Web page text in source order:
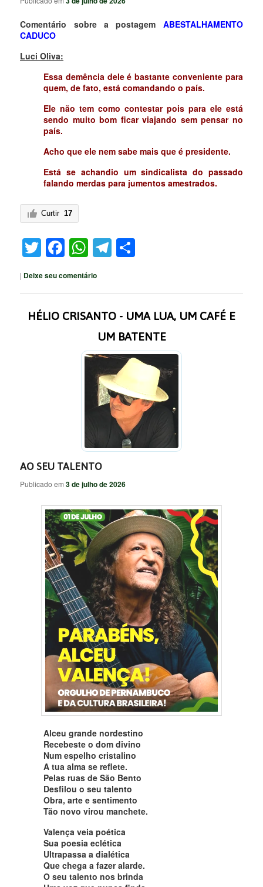
Comentário sobre a postagem ABESTALHAMENTO
CADUCO
Luci Oliva:
Essa demência dele é bastante conveniente para
quem, de fato, está comandando o país.
Ele não tem como contestar pois para ele está
sendo muito bom ficar viajando sem pensar no
país.
Acho que ele nem sabe mais que é presidente.
Está se achandio um sindicalista do passado
falando merdas para jumentos amestrados.
Curtir 17
Twitter
Facebook
WhatsApp
Telegram
| Deixe seu comentário
HÉLIO CRISANTO - UMA LUA, UM CAFÉ E
UM BATENTE
AO SEU TALENTO
Publicado em3 de julho de 2026
Alceu grande nordestino
Recebeste o dom divino
Num espelho cristalino
A tua alma se reflete.
Pelas ruas de São Bento
Desfilou o seu talento
Obra, arte e sentimento
Tão novo virou manchete.
Valença veia poética
Sua poesia eclética
Ultrapassa a dialética
Que chega a fazer alarde.
O seu talento nos brinda